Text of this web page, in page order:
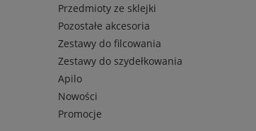
Przedmioty ze sklejki
Pozostałe akcesoria
Zestawy do filcowania
Zestawy do szydełkowania
Apilo
Nowości
Promocje